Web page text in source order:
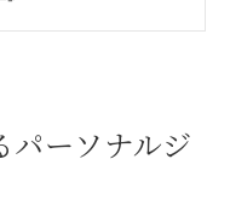
ナルジム体験とは
所か徹底解明
ーソナルジ